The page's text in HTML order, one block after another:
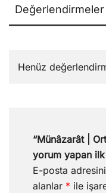
Değerlendirmeler
Henüz
“Münâzarât |
yorum yapan
E-posta
alanlar * ile